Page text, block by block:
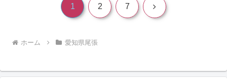
1 2 7 次
ホーム 愛知県尾張